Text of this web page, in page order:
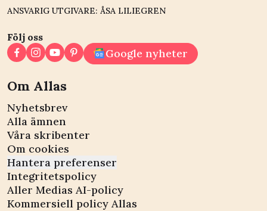
ANSVARIG UTGIVARE: ÅSA LILIEGREN
Följ oss
Google nyheter
Om Allas
Nyhetsbrev
Alla ämnen
Våra skribenter
Om cookies
Hantera preferenser
Integritetspolicy
Aller Medias AI-policy
Kommersiell policy Allas